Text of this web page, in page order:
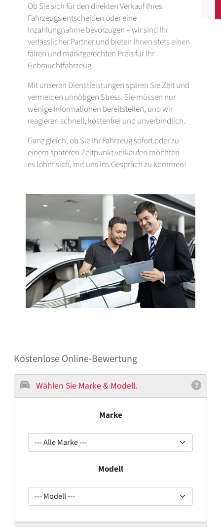
Ob Sie sich für den direkten Verkauf Ihres
Fahrzeugs entscheiden oder eine
Inzahlungnahme bevorzugen – wir sind Ihr
verlässlicher Partner und bieten Ihnen stets einen
fairen und marktgerechten Preis für Ihr
Gebrauchtfahrzeug.
Mit unseren Dienstleistungen sparen Sie Zeit und
vermeiden unnötigen Stress. Sie müssen nur
wenige Informationen bereitstellen, und wir
reagieren schnell, kostenfrei und unverbindlich.
Ganz gleich, ob Sie Ihr Fahrzeug sofort oder zu
einem späteren Zeitpunkt verkaufen möchten –
es lohnt sich, mit uns ins Gespräch zu kommen!
Kostenlose Online-Bewertung
Wählen Sie Marke & Modell.
Marke
--- Alle Marke ---
Modell
--- Modell ---